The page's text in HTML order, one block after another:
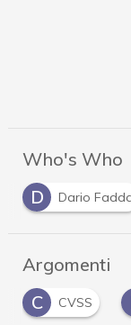
Who's Who
D
Dario
Argomenti
E
exploit